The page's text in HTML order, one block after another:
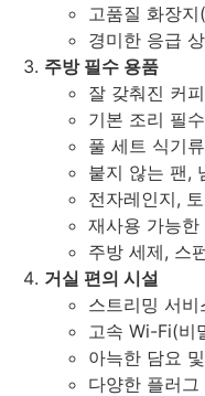
고품질 화장
경미한 응급
주방 필수 용품
잘 갖춰진 커
기본 조리 필
풀 세트 식기
붙지 않는 팬,
전자레인지,
재사용 가능
주방 세제, 스
거실 편의 시설
스트리밍 서
고속 Wi-Fi(비
아늑한 담요
다양한 플러